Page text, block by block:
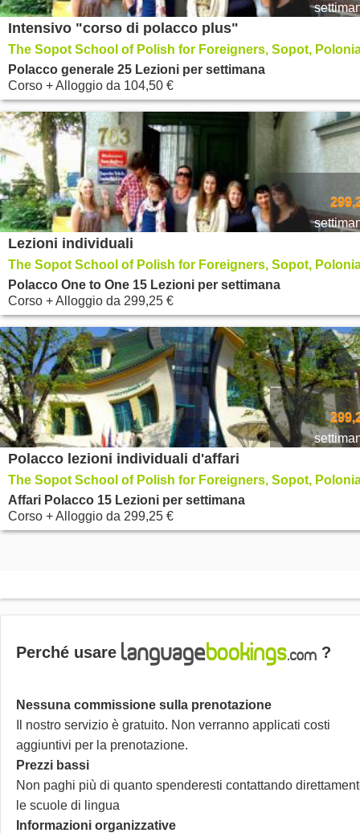
Intensivo "corso di polacco plus"
The Sopot School of Polish for Foreigners, Sopot,
Polacco generale 25 Lezioni per settimana
Corso + Alloggio da 104,50 €
Lezioni individuali
The Sopot School of Polish for Foreigners, Sopot,
Polacco One to One 15 Lezioni per settimana
Corso + Alloggio da 299,25 €
Polacco lezioni individuali d'affari
The Sopot School of Polish for Foreigners, Sopot,
Affari Polacco 15 Lezioni per settimana
Corso + Alloggio da 299,25 €
Perché usare ?
Nessuna commissione sulla prenotazione
Il nostro servizio è gratuito. Non verranno applicati costi
aggiuntivi per la prenotazione.
Prezzi bassi
Non paghi più di quanto spenderesti contattando
le scuole di lingua
Informazioni organizzative